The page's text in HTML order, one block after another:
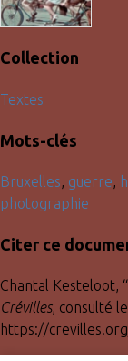
Collection
Textes
Mots-clés
Bruxelles, guerre,
photographie
Citer ce
Chantal Kesteloot,
Crévilles, consulté
https://